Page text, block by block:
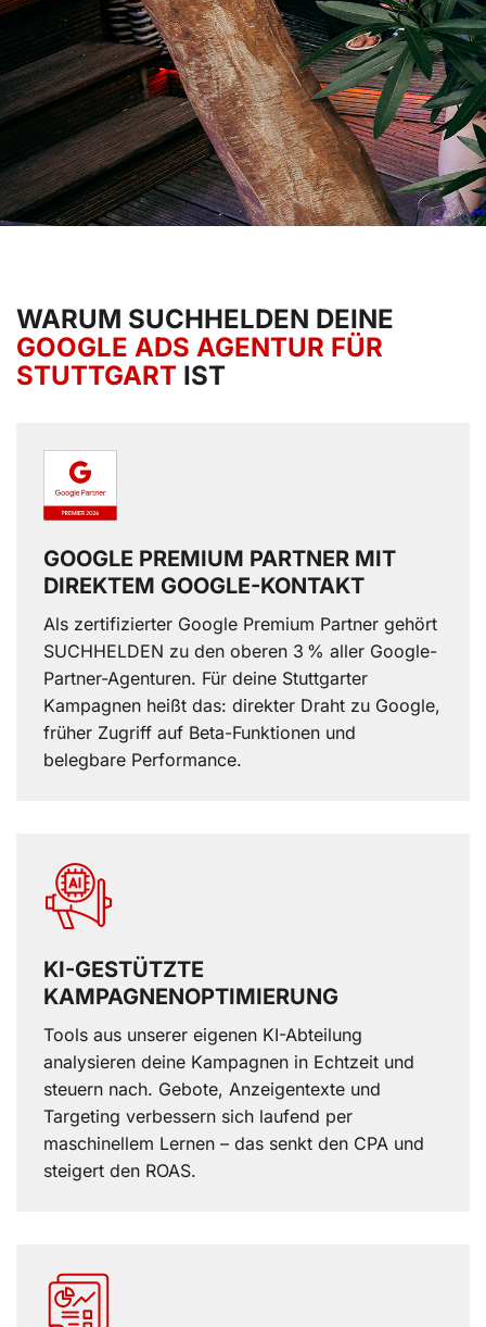
WARUM SUCHHELDEN DEINE
GOOGLE ADS AGENTUR FÜR
STUTTGART IST
GOOGLE PREMIUM PARTNER MIT
DIREKTEM GOOGLE-KONTAKT
Als zertifizierter Google Premium Partner gehört
SUCHHELDEN zu den oberen 3 % aller Google-
Partner-Agenturen. Für deine Stuttgarter
Kampagnen heißt das: direkter Draht zu Google,
früher Zugriff auf Beta-Funktionen und
belegbare Performance.
KI-GESTÜTZTE
KAMPAGNENOPTIMIERUNG
Tools aus unserer eigenen KI-Abteilung
analysieren deine Kampagnen in Echtzeit und
steuern nach. Gebote, Anzeigentexte und
Targeting verbessern sich laufend per
maschinellem Lernen – das senkt den CPA und
steigert den ROAS.